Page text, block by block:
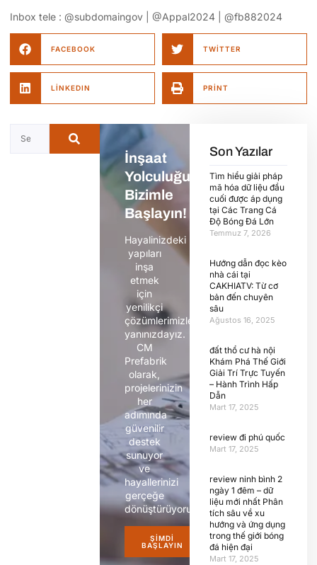
Inbox tele : @subdomaingov | @Appal2024 | @fb882024
FACEBOOK TWITTER
LINKEDIN PRINT
İnşaat
Yolculuğunuza
Bizimle
Başlayın!
Hayalinizdeki
yapıları
inşa
etmek
için
yenilikçi
çözümlerimizle
yanınızdayız.
CM
Prefabrik
olarak,
projelerinizin
her
adımında
güvenilir
destek
sunuyor
ve
hayallerinizi
gerçeğe
dönüştürüyoruz.
ŞIMDI
BAŞLAYIN
Son Yazılar
Tìm hiểu giải pháp
mã hóa dữ liệu đầu
cuối được áp dụng
tại Các Trang Cá
Độ Bóng Đá Lớn
Temmuz 7, 2026
Hướng dẫn đọc kèo
nhà cái tại
CAKHIATV: Từ cơ
bản đến chuyên
sâu
Ağustos 16, 2025
đất thổ cư hà nội
Khám Phá Thế Giới
Giải Trí Trực Tuyến
– Hành Trình Hấp
Dẫn
Mart 17, 2025
review đi phú quốc
Mart 17, 2025
review ninh bình 2
ngày 1 đêm – dữ
liệu mới nhất Phân
tích sâu về xu
hướng và ứng dụng
trong thế giới bóng
đá hiện đại
Mart 17, 2025